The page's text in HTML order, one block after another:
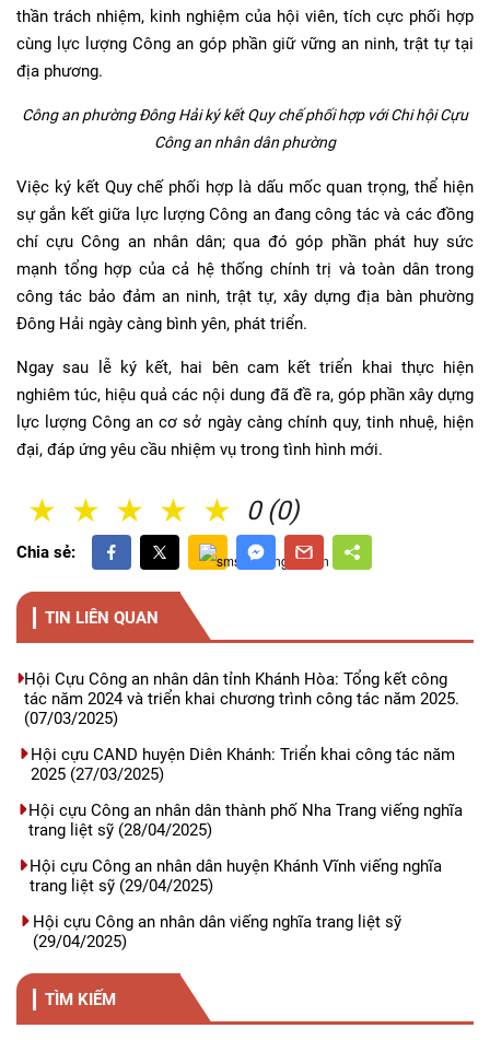
thần trách nhiệm, kinh nghiệm của hội viên, tích cực phối hợp
cùng lực lượng Công an góp phần giữ vững an ninh, trật tự tại
địa phương.
Công an phường Đông Hải ký kết Quy chế phối hợp với Chi hội Cựu
Công an nhân dân phường
Việc ký kết Quy chế phối hợp là dấu mốc quan trọng, thể hiện
sự gắn kết giữa lực lượng Công an đang công tác và các đồng
chí cựu Công an nhân dân; qua đó góp phần phát huy sức
mạnh tổng hợp của cả hệ thống chính trị và toàn dân trong
công tác bảo đảm an ninh, trật tự, xây dựng địa bàn phường
Đông Hải ngày càng bình yên, phát triển.
Ngay sau lễ ký kết, hai bên cam kết triển khai thực hiện
nghiêm túc, hiệu quả các nội dung đã đề ra, góp phần xây dựng
lực lượng Công an cơ sở ngày càng chính quy, tinh nhuệ, hiện
đại, đáp ứng yêu cầu nhiệm vụ trong tình hình mới.
0 (0)
5 Sao
4 Sao
3 Sao
2 Sao
1 Sao
Chia sẻ:
TIN LIÊN QUAN
Hội Cựu Công an nhân dân tỉnh Khánh Hòa: Tổng kết công
tác năm 2024 và triển khai chương trình công tác năm 2025.
(07/03/2025)
Hội cựu CAND huyện Diên Khánh: Triển khai công tác năm
2025(27/03/2025)
Hội cựu Công an nhân dân thành phố Nha Trang viếng nghĩa
trang liệt sỹ (28/04/2025)
Hội cựu Công an nhân dân huyện Khánh Vĩnh viếng nghĩa
trang liệt sỹ(29/04/2025)
Hội cựu Công an nhân dân viếng nghĩa trang liệt sỹ
(29/04/2025)
TÌM KIẾM